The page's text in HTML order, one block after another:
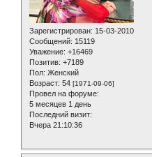
Зарегистрирован: 15-03-2010
Сообщений: 15119
Уважение: +16469
Позитив: +7189
Пол: Женский
Возраст: 54 [1971-09-06]
Провел на форуме:
5 месяцев 1 день
Последний визит:
Вчера 21:10:36